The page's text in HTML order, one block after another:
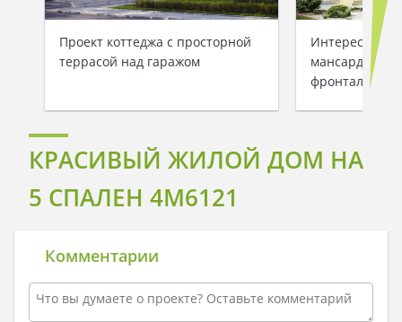
Проект коттеджа с просторной
террасой над гаражом
Интересный
мансардного
фронтальным
КРАСИВЫЙ ЖИЛОЙ ДОМ НА
5 СПАЛЕН 4M6121
Комментарии